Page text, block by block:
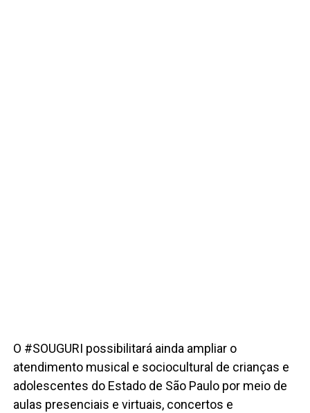
O #SOUGURI possibilitará ainda ampliar o
atendimento musical e sociocultural de crianças e
adolescentes do Estado de São Paulo por meio de
aulas presenciais e virtuais, concertos e